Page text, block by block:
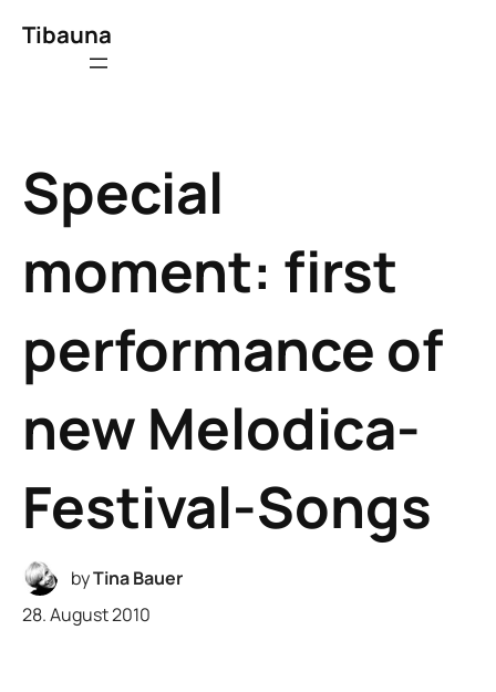
Tibauna
Special
moment: first
performance of
new Melodica-
Festival-Songs
byTina Bauer
28. August 2010